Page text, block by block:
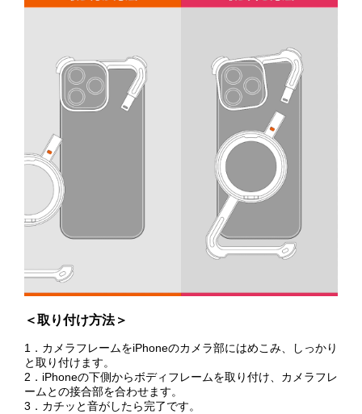
＜取り付け方法＞
1．カメラフレームをiPhoneのカメラ部にはめこみ、しっかり
と取り付けます。
2．iPhoneの下側からボディフレームを取り付け、カメラフレ
ームとの接合部を合わせます。
3．カチッと音がしたら完了です。